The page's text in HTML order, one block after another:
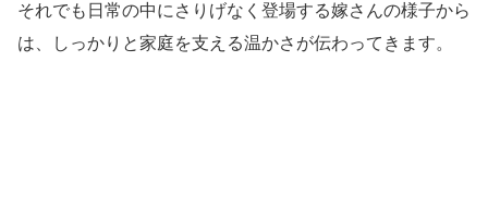
それでも日常の中にさりげなく登場する嫁さんの様子から
は、しっかりと家庭を支える温かさが伝わってきます。